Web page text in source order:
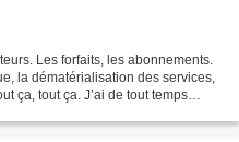
Les forfaits, les abonnements.
la dématérialisation des services,
ça, tout ça. J’ai de tout temps